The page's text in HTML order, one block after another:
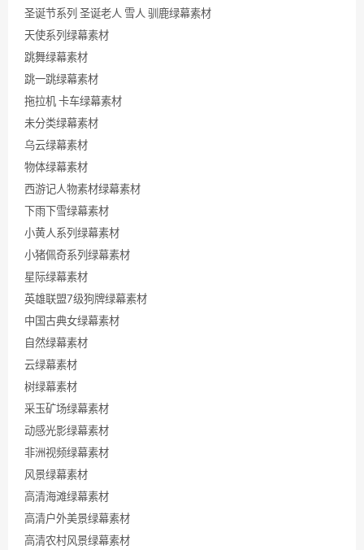
圣诞节系列 圣诞老人 雪人 驯鹿绿幕素材
天使系列绿幕素材
跳舞绿幕素材
跳一跳绿幕素材
拖拉机 卡车绿幕素材
未分类绿幕素材
乌云绿幕素材
物体绿幕素材
西游记人物素材绿幕素材
下雨下雪绿幕素材
小黄人系列绿幕素材
小猪佩奇系列绿幕素材
星际绿幕素材
英雄联盟7级狗牌绿幕素材
中国古典女绿幕素材
自然绿幕素材
云绿幕素材
树绿幕素材
采玉矿场绿幕素材
动感光影绿幕素材
非洲视频绿幕素材
风景绿幕素材
高清海滩绿幕素材
高清户外美景绿幕素材
高清农村风景绿幕素材